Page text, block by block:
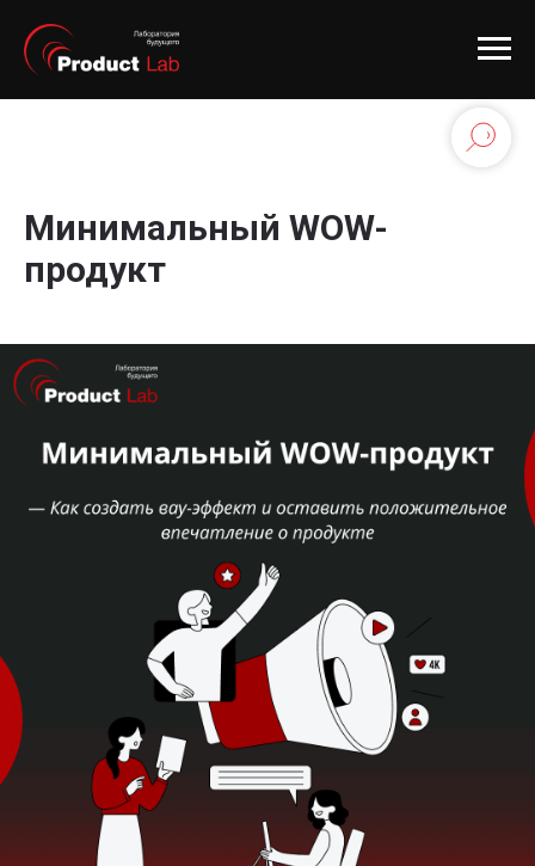
Минимальный WOW-
продукт